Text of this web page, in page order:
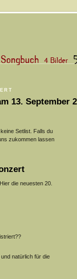
13. September
Setlist. Falls du
zukommen lassen
Hier die neuesten 20.
natürlich für die